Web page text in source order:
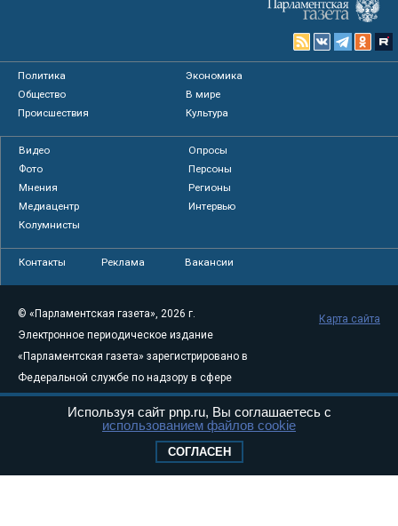
Политика
Экономика
Общество
В мире
Происшествия
Культура
Видео
Опросы
Фото
Персоны
Мнения
Регионы
Медиацентр
Интервью
Колумнисты
Контакты Реклама Вакансии
© «Парламентская газета», 2026 г.
Электронное периодическое издание
«Парламентская газета» зарегистрировано в
Федеральной службе по надзору в сфере
связи, информационных технологий и
массовых коммуникаций (Роскомнадзор) 05
Свидетельство о регистрации Эл № ФС77-
Карта сайта
Используя сайт pnp.ru, Вы соглашаетесь с
использованием файлов cookie
СОГЛАСЕН